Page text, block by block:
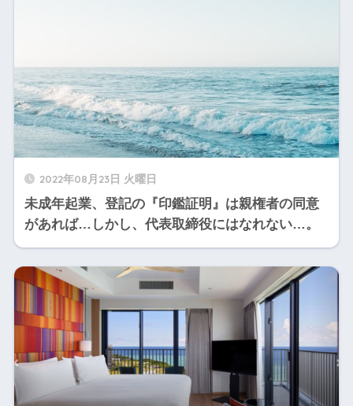
2022年08月23日 火曜日
未成年起業、登記の『印鑑証明』は親権者の同意
があれば…しかし、代表取締役にはなれない…。